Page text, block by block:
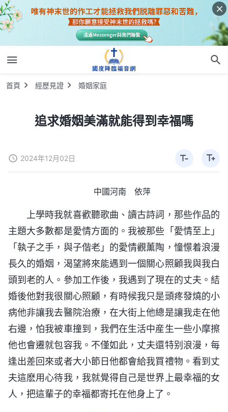
首頁 經歷見證 婚姻家庭
追求婚姻美滿就能得到幸福嗎
2024年12月02日
中國河南 依萍
上學時我就喜歡聽歌曲、讀古詩詞，那些作品的
主題大多數都是愛情方面的。我被那些「愛情至上」
「執子之手，與子偕老」的愛情觀薰陶，憧憬着浪漫
長久的婚姻，渴望將來能遇到一個關心照顧我與我白
頭到老的人。參加工作後，我遇到了現在的丈夫。結
婚後他對我很關心照顧，有時候我只是頭疼發燒的小
病他非讓我去醫院治療，在大街上他總是讓我走在他
右邊，怕我被車撞到，我們在生活中産生一些小摩擦
他也會遷就包容我。不僅如此，丈夫還特别浪漫，每
逢出差回來或者大小節日他都會給我買禮物。看到丈
夫這麽用心待我，我就覺得自己是世界上最幸福的女
人，把這輩子的幸福都寄托在他身上了。